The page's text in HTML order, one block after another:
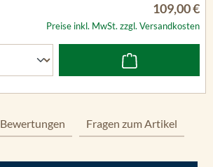
109,00 €
Preise inkl. MwSt. zzgl. Versandkosten
Bewertungen Fragen zum Artikel